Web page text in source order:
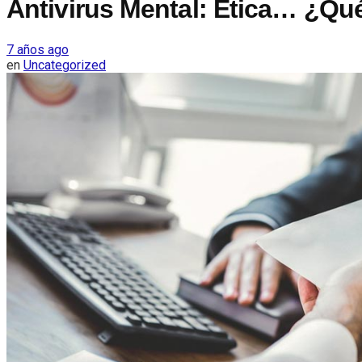
Antivirus Mental: Ética…
7 años ago
en Uncategorized